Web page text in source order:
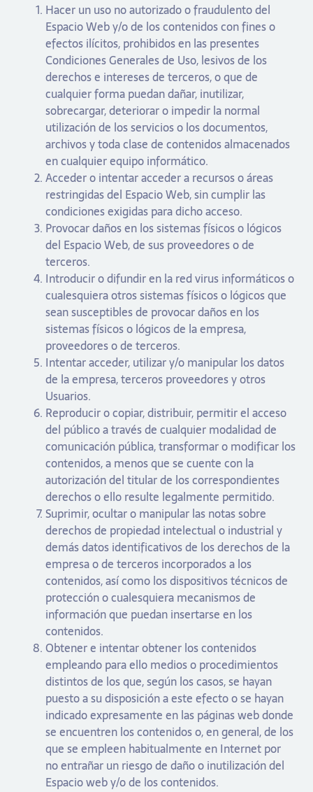
Hacer un uso no autorizado o fraudulento del
Espacio Web y/o de los contenidos con fines o
efectos ilícitos, prohibidos en las presentes
Condiciones Generales de Uso, lesivos de los
derechos e intereses de terceros, o que de
cualquier forma puedan dañar, inutilizar,
sobrecargar, deteriorar o impedir la normal
utilización de los servicios o los documentos,
archivos y toda clase de contenidos almacenados
en cualquier equipo informático.
Acceder o intentar acceder a recursos o áreas
restringidas del Espacio Web, sin cumplir las
condiciones exigidas para dicho acceso.
Provocar daños en los sistemas físicos o lógicos
del Espacio Web, de sus proveedores o de
terceros.
Introducir o difundir en la red virus informáticos o
cualesquiera otros sistemas físicos o lógicos que
sean susceptibles de provocar daños en los
sistemas físicos o lógicos de la empresa,
proveedores o de terceros.
Intentar acceder, utilizar y/o manipular los datos
de la empresa, terceros proveedores y otros
Usuarios.
Reproducir o copiar, distribuir, permitir el acceso
del público a través de cualquier modalidad de
comunicación pública, transformar o modificar los
contenidos, a menos que se cuente con la
autorización del titular de los correspondientes
derechos o ello resulte legalmente permitido.
Suprimir, ocultar o manipular las notas sobre
derechos de propiedad intelectual o industrial y
demás datos identificativos de los derechos de la
empresa o de terceros incorporados a los
contenidos, así como los dispositivos técnicos de
protección o cualesquiera mecanismos de
información que puedan insertarse en los
contenidos.
Obtener e intentar obtener los contenidos
empleando para ello medios o procedimientos
distintos de los que, según los casos, se hayan
puesto a su disposición a este efecto o se hayan
indicado expresamente en las páginas web donde
se encuentren los contenidos o, en general, de los
que se empleen habitualmente en Internet por
no entrañar un riesgo de daño o inutilización del
Espacio web y/o de los contenidos.